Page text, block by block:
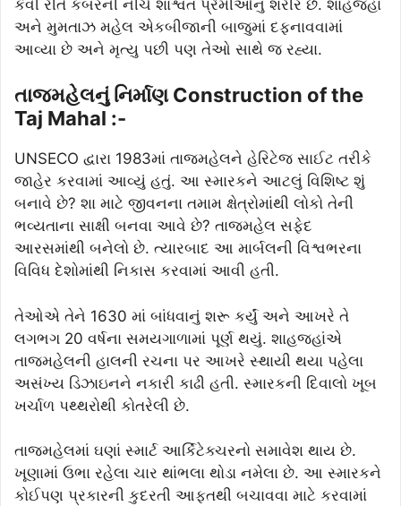
કેવી રીતે કબરની નીચે શાશ્વત પ્રેમીઓનું શરીર છે. શાહજહાં
અને મુમતાઝ મહેલ એકબીજાની બાજુમાં દફનાવવામાં
આવ્યા છે અને મૃત્યુ પછી પણ તેઓ સાથે જ રહ્યા.
તાજમહેલનું નિર્માણ Construction of the
Taj Mahal :-
UNSECO દ્વારા 1983માં તાજમહેલને હેરિટેજ સાઈટ તરીકે
જાહેર કરવામાં આવ્યું હતું. આ સ્મારકને આટલું વિશિષ્ટ શું
બનાવે છે? શા માટે જીવનના તમામ ક્ષેત્રોમાંથી લોકો તેની
ભવ્યતાના સાક્ષી બનવા આવે છે? તાજમહેલ સફેદ
આરસમાંથી બનેલો છે. ત્યારબાદ આ માર્બલની વિશ્વભરના
વિવિધ દેશોમાંથી નિકાસ કરવામાં આવી હતી.
તેઓએ તેને 1630 માં બાંધવાનું શરૂ કર્યું અને આખરે તે
લગભગ 20 વર્ષના સમયગાળામાં પૂર્ણ થયું. શાહજહાંએ
તાજમહેલની હાલની રચના પર આખરે સ્થાયી થયા પહેલા
અસંખ્ય ડિઝાઇનને નકારી કાઢી હતી. સ્મારકની દિવાલો ખૂબ
ખર્ચાળ પથ્થરોથી કોતરેલી છે.
તાજમહેલમાં ઘણાં સ્માર્ટ આર્કિટેક્ચરનો સમાવેશ થાય છે.
ખૂણામાં ઉભા રહેલા ચાર થાંભલા થોડા નમેલા છે. આ સ્મારકને
કોઈપણ પ્રકારની કુદરતી આફતથી બચાવવા માટે કરવામાં